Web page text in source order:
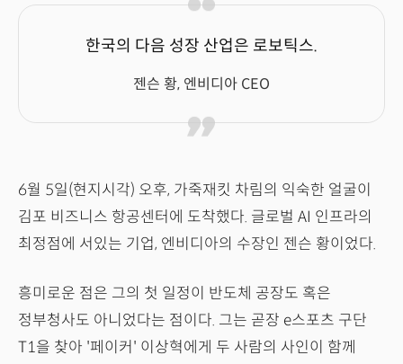
한국의 다음 성장 산업은 로보틱스.
젠슨 황, 엔비디아 CEO
6월 5일(현지시각) 오후, 가죽재킷 차림의 익숙한 얼굴이
김포 비즈니스 항공센터에 도착했다. 글로벌 AI 인프라의
최정점에 서있는 기업, 엔비디아의 수장인 젠슨 황이었다.
흥미로운 점은 그의 첫 일정이 반도체 공장도 혹은
정부청사도 아니었다는 점이다. 그는 곧장 e스포츠 구단
T1을 찾아 '페이커' 이상혁에게 두 사람의 사인이 함께